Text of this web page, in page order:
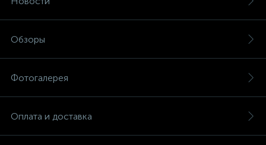
Обзоры
Фотогалерея
Оплата и доставка